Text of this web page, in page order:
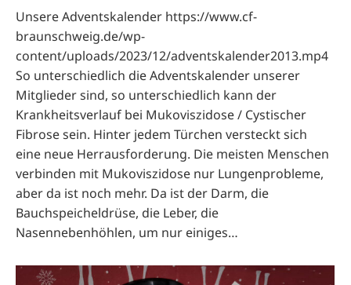
Unsere Adventskalender https://www.cf-
braunschweig.de/wp-
content/uploads/2023/12/adventskalender2013.mp4
So unterschiedlich die Adventskalender unserer
Mitglieder sind, so unterschiedlich kann der
Krankheitsverlauf bei Mukoviszidose / Cystischer
Fibrose sein. Hinter jedem Türchen versteckt sich
eine neue Herrausforderung. Die meisten Menschen
verbinden mit Mukoviszidose nur Lungenprobleme,
aber da ist noch mehr. Da ist der Darm, die
Bauchspeicheldrüse, die Leber, die
Nasennebenhöhlen, um nur einiges…